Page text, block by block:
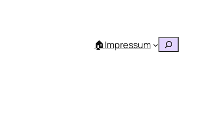
🏠 Impressum Suchen